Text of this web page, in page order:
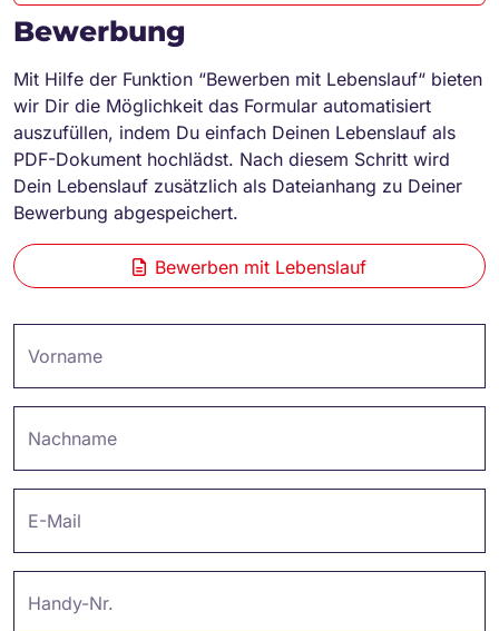
Bewerbung
Mit Hilfe der Funktion “Bewerben mit Lebenslauf“ bieten
wir Dir die Möglichkeit das Formular automatisiert
auszufüllen, indem Du einfach Deinen Lebenslauf als
PDF-Dokument hochlädst. Nach diesem Schritt wird
Dein Lebenslauf zusätzlich als Dateianhang zu Deiner
Bewerbung abgespeichert.
Bewerben mit Lebenslauf
Vorname
Nachname
E-Mail
Handy-Nr.